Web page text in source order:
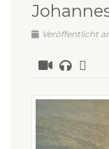
Veröffentlicht